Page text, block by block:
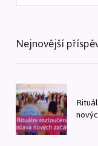
Nejnovější